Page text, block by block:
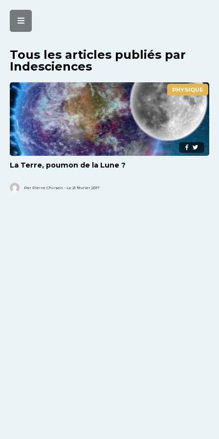
Tous les articles publiés par
Indesciences
PHYSIQUE
La Terre, poumon de la Lune ?
Par Pierre Chirsen - Le 21 février 2017